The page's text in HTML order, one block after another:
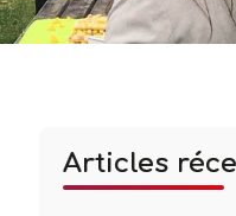
Articles